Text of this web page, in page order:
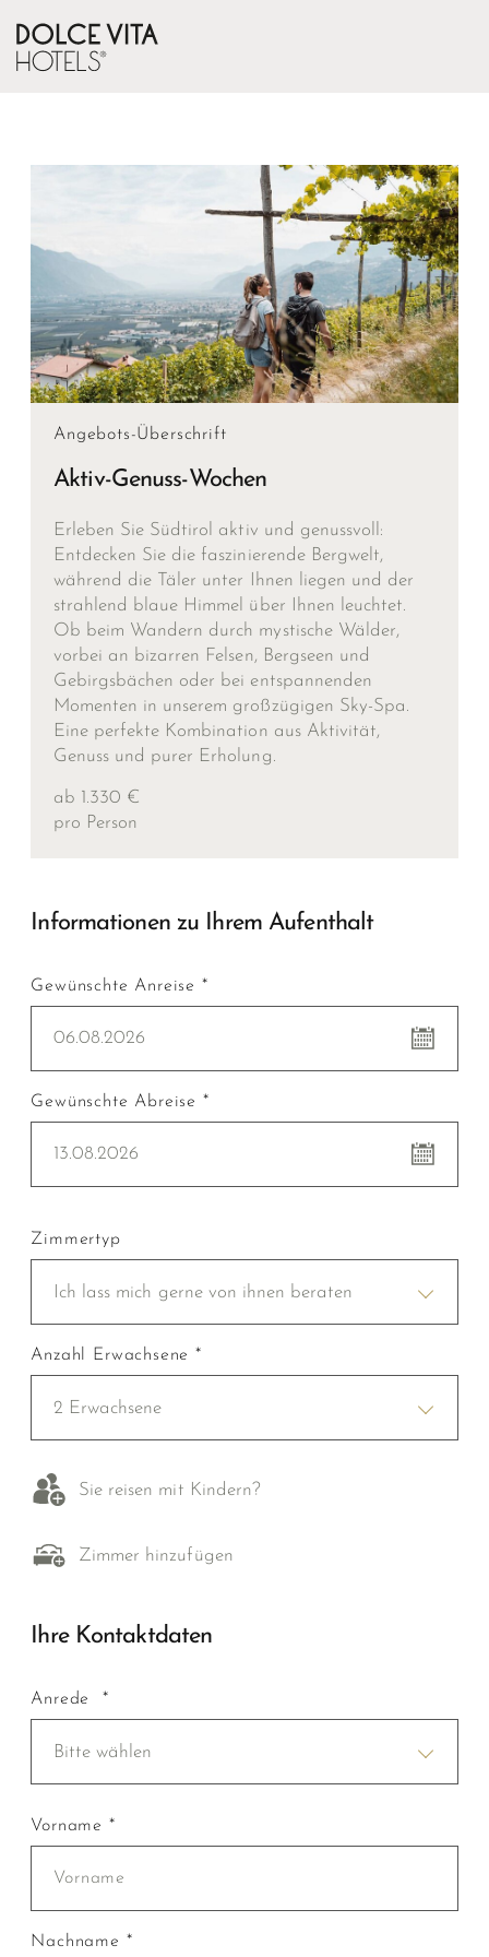
Angebots-Überschrift
Aktiv-Genuss-Wochen
Erleben Sie Südtirol aktiv und genussvoll:
Entdecken Sie die faszinierende Bergwelt,
während die Täler unter Ihnen liegen und der
strahlend blaue Himmel über Ihnen leuchtet.
Ob beim Wandern durch mystische Wälder,
vorbei an bizarren Felsen, Bergseen und
Gebirgsbächen oder bei entspannenden
Momenten in unserem großzügigen Sky-Spa.
Eine perfekte Kombination aus Aktivität,
Genuss und purer Erholung.
ab 1.330 €
pro Person
Informationen zu Ihrem Aufenthalt
Gewünschte Anreise *
06.08.2026
Gewünschte Abreise *
13.08.2026
Zimmertyp
Ich lass mich gerne von ihnen beraten
Anzahl Erwachsene *
2 Erwachsene
Sie reisen mit Kindern?
Zimmer hinzufügen
Ihre Kontaktdaten
Anrede *
Bitte wählen
Vorname *
Nachname *